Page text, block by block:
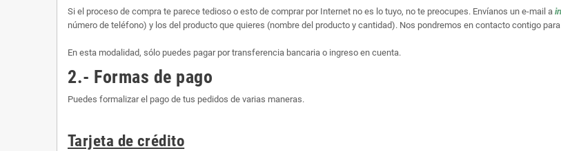
Si el proceso de compra te parece tedioso o esto de comprar por Internet no es lo tuyo, no te preocupes. Envíanos un e-mail a
número de teléfono) y los del producto que quieres (nombre del producto y cantidad). Nos pondremos en contacto contigo
En esta modalidad, sólo puedes pagar por transferencia bancaria o ingreso en cuenta.
2.- Formas de pago
Puedes formalizar el pago de tus pedidos de varias maneras.
Tarjeta de crédito